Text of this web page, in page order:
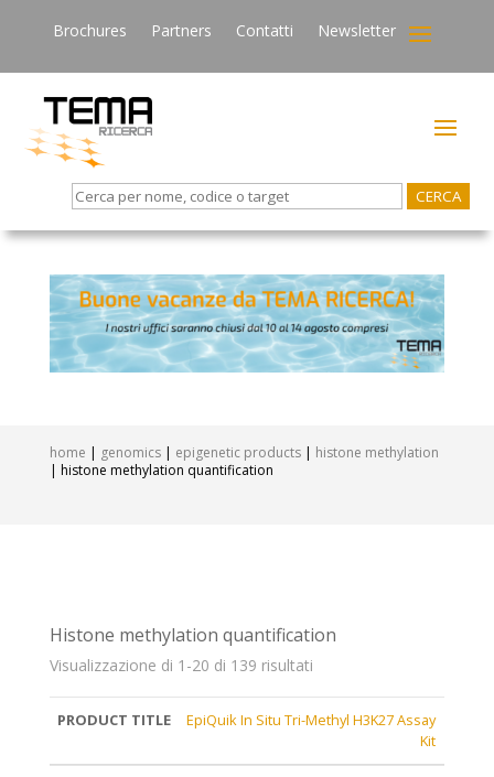
Brochures Partners Contatti Newsletter
Search
for:
home | genomics| epigenetic products| histone methylation
| histone methylation quantification
Histone methylation quantification
Visualizzazione di 1-20 di 139 risultati
Product
Product
EpiQuik In Situ Tri-Methyl H3K27 Assay
Kit